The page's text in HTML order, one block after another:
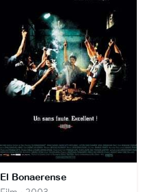
El Bonaerense